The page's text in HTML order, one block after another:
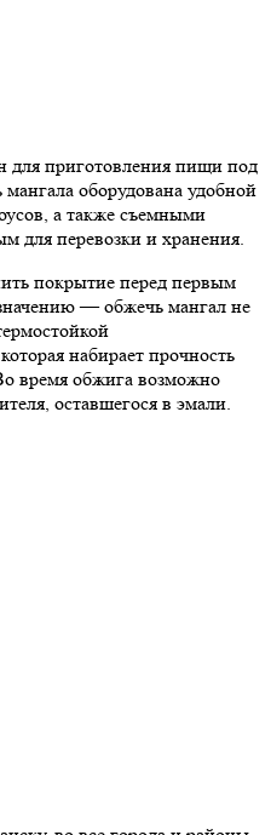
для приготовления пищи под
оборудована удобной
а также съемными
для перевозки и хранения.
покрытие перед первым
— обжечь мангал не
набирает прочность
время обжига возможно
оставшегося в эмали.